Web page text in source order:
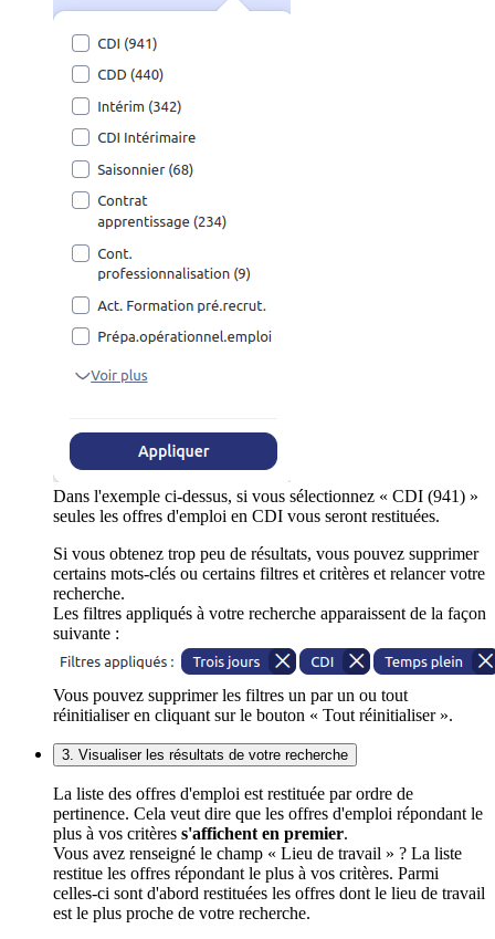
Dans l'exemple ci-dessus, si vous sélectionnez « CDI (941) »
seules les offres d'emploi en CDI vous seront restituées.
Si vous obtenez trop peu de résultats, vous pouvez supprimer
certains mots-clés ou certains filtres et critères et relancer votre
recherche.
Les filtres appliqués à votre recherche apparaissent de la façon
suivante :
Vous pouvez supprimer les filtres un par un ou tout
réinitialiser en cliquant sur le bouton « Tout réinitialiser ».
3. Visualiser les résultats de votre recherche
La liste des offres d'emploi est restituée par ordre de
pertinence. Cela veut dire que les offres d'emploi répondant le
plus à vos critères s'affichent en premier.
Vous avez renseigné le champ « Lieu de travail » ? La liste
restitue les offres répondant le plus à vos critères. Parmi
celles-ci sont d'abord restituées les offres dont le lieu de travail
est le plus proche de votre recherche.